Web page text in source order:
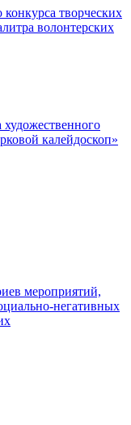
творческих
волонтерских
калейдоскоп»
мероприятий,
негативных